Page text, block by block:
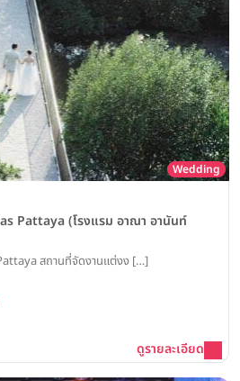
Wedding
Pattaya (โรงแรม อาณา อานันท์
สถานที่จัดงานแต่งง […]
ดูรายละเอียด